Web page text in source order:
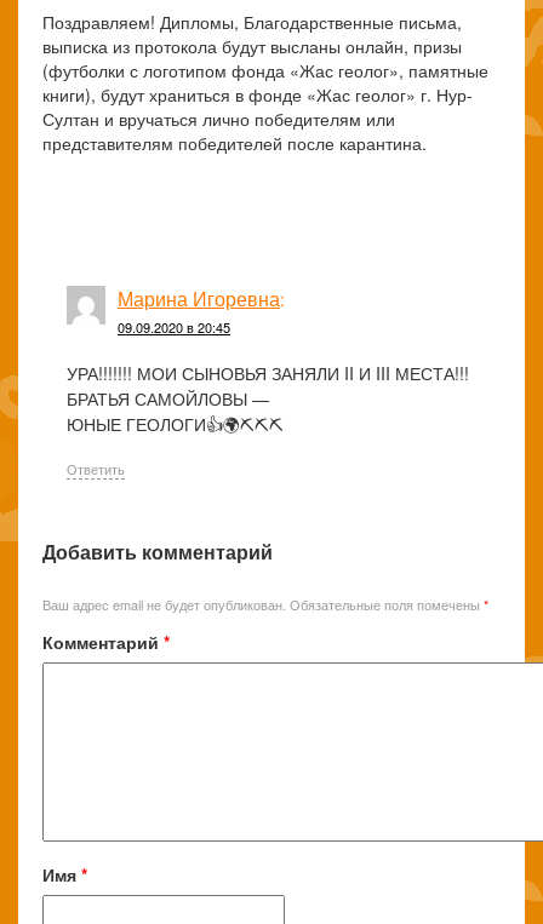
Поздравляем! Дипломы, Благодарственные письма,
выписка из протокола будут высланы онлайн, призы
(футболки с логотипом фонда «Жас геолог», памятные
книги), будут храниться в фонде «Жас геолог» г. Нур-
Султан и вручаться лично победителям или
представителям победителей после карантина.
Марина Игоревна:
09.09.2020 в 20:45
УРА!!!!!!! МОИ СЫНОВЬЯ ЗАНЯЛИ II И III МЕСТА!!!
БРАТЬЯ САМОЙЛОВЫ —
ЮНЫЕ ГЕОЛОГИ👍🌍⛏️⛏️⛏️
Ответить
Добавить комментарий
Ваш адрес email не будет опубликован. Обязательные поля помечены *
Комментарий *
Имя *